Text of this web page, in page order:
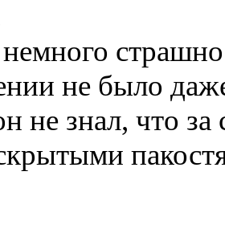
не было
не знал, что